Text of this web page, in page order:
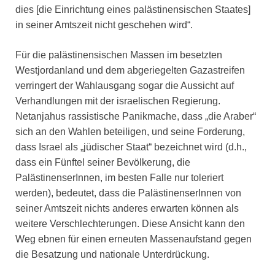
dies [die Einrichtung eines palästinensischen Staates]
in seiner Amtszeit nicht geschehen wird“.
Für die palästinensischen Massen im besetzten
Westjordanland und dem abgeriegelten Gazastreifen
verringert der Wahlausgang sogar die Aussicht auf
Verhandlungen mit der israelischen Regierung.
Netanjahus rassistische Panikmache, dass „die Araber“
sich an den Wahlen beteiligen, und seine Forderung,
dass Israel als „jüdischer Staat“ bezeichnet wird (d.h.,
dass ein Fünftel seiner Bevölkerung, die
PalästinenserInnen, im besten Falle nur toleriert
werden), bedeutet, dass die PalästinenserInnen von
seiner Amtszeit nichts anderes erwarten können als
weitere Verschlechterungen. Diese Ansicht kann den
Weg ebnen für einen erneuten Massenaufstand gegen
die Besatzung und nationale Unterdrückung.